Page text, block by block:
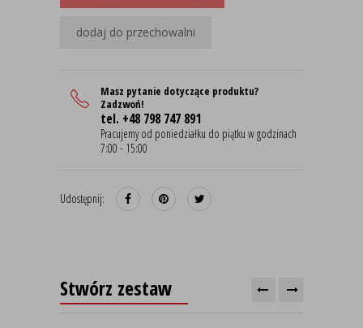
dodaj do przechowalni
Masz pytanie dotyczące produktu?
Zadzwoń!
tel. +48 798 747 891
Pracujemy od poniedziałku do piątku w godzinach
7:00 - 15:00
Udostępnij:
Stwórz zestaw